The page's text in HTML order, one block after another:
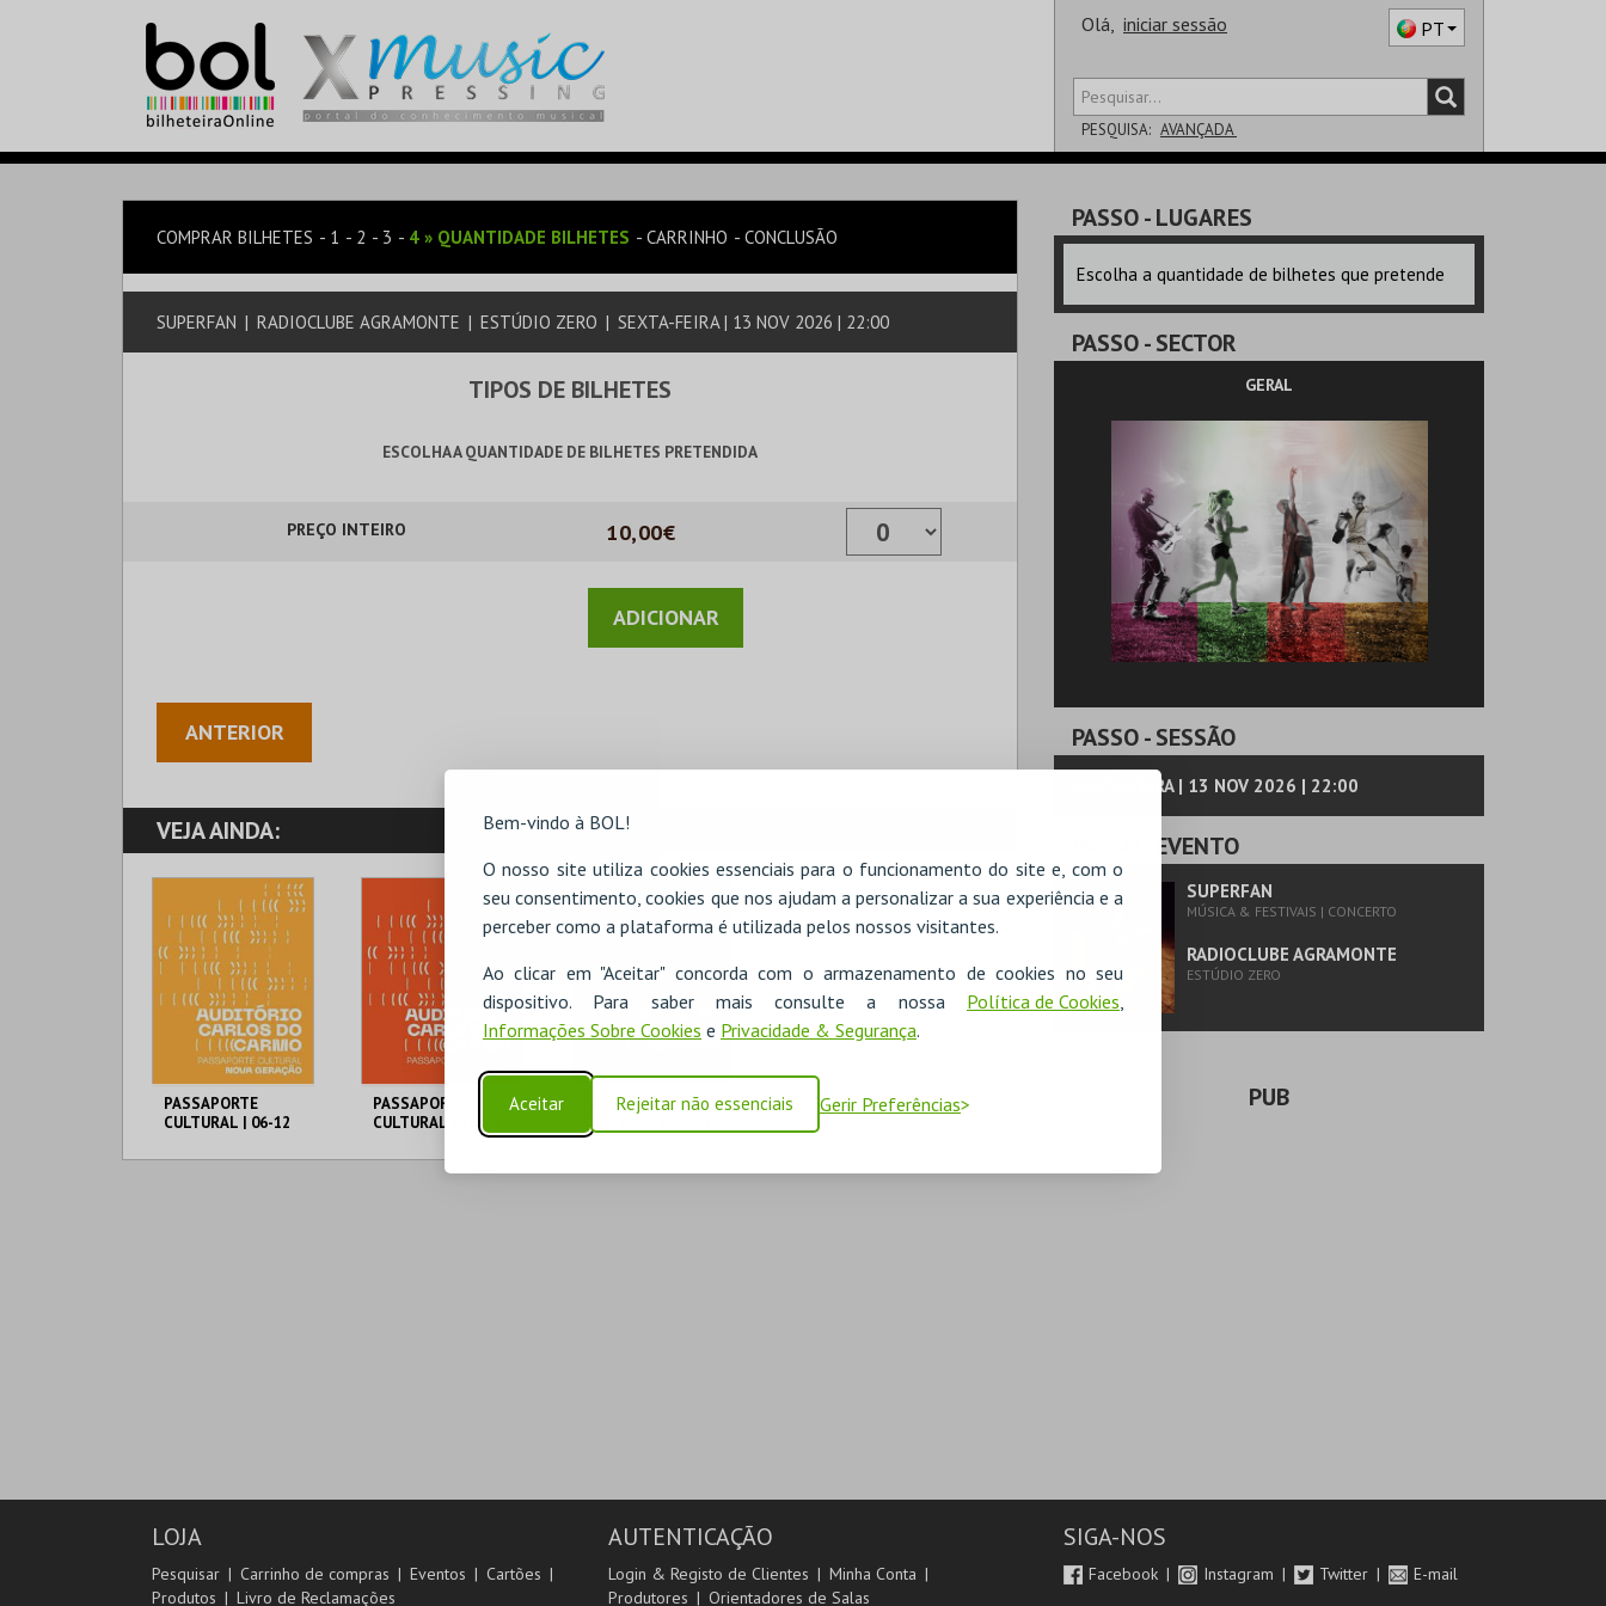
Bem-vindo à BOL!
O nosso site utiliza cookies essenciais para o funcionamento do site e, com o
seu consentimento, cookies que nos ajudam a personalizar a sua experiência e a
perceber como a plataforma é utilizada pelos nossos visitantes.
Ao clicar em "Aceitar" concorda com o armazenamento de cookies no seu
dispositivo. Para saber mais consulte a nossa Política de Cookies
Informações Sobre Cookies e Privacidade & Segurança.
Aceitar Rejeitar não essenciais Gerir Preferências
Olá, iniciar sessão PT
PESQUISA: AVANÇADA
SALA
COMPRAR BILHETES 1 2 3 4 » QUANTIDADE BILHETES CARRINHO CONCLUSÃO
SUPERFAN | RADIOCLUBE AGRAMONTE | ESTÚDIO ZERO | SEXTA-FEIRA | 13 NOV 2026 | 22:00
TIPOS DE BILHETES
ESCOLHA A QUANTIDADE DE BILHETES PRETENDIDA
PREÇO INTEIRO 10,00€
ANTERIOR
VEJA AINDA:
PASSAPORTE
CULTURAL | 06-12
MUNICÍPIO DE
PASSAPORTE
CULTURAL | 13-25
MUNICÍPIO DE
PASSAPORTE
ANOS
LAGOA
PASSO- LUGARES
Escolha a quantidade de bilhetes que pretende
PASSO- SECTOR
GERAL
PASSO- SESSÃO
SEXTA-FEIRA | 13 NOV 2026 | 22:00
- EVENTO
SUPERFAN
MÚSICA & FESTIVAIS | CONCERTO
RADIOCLUBE AGRAMONTE
ESTÚDIO ZERO
PUB
LOJA
Pesquisar Carrinho de compras Eventos
Cartões
Produtos
Livro de Reclamações
AUTENTICAÇÃO
Login & Registo de Clientes
Minha Conta
Produtores
Orientadores de Salas
SIGA-NOS
Facebook Instagram Twitter E-mail